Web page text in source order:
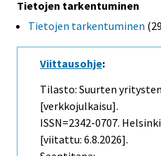
Tietojen tarkentuminen
Tietojen tarkentuminen
Viittausohje:
Tilasto: Suurten
[verkkojulkaisu].
ISSN=2342-0707.
[viitattu: 6.8.2026].